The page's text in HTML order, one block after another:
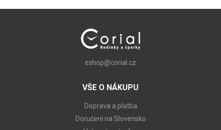
eshop@corial.cz
VŠE O NÁKUPU
Doprava a platba
Doručení na Slovensko